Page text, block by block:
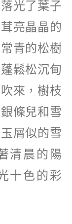
光了葉子
亮晶晶的
青的松樹
鬆松沉甸
來，樹枝
條兒和雪
屑似的雪
清晨的陽
十色的彩